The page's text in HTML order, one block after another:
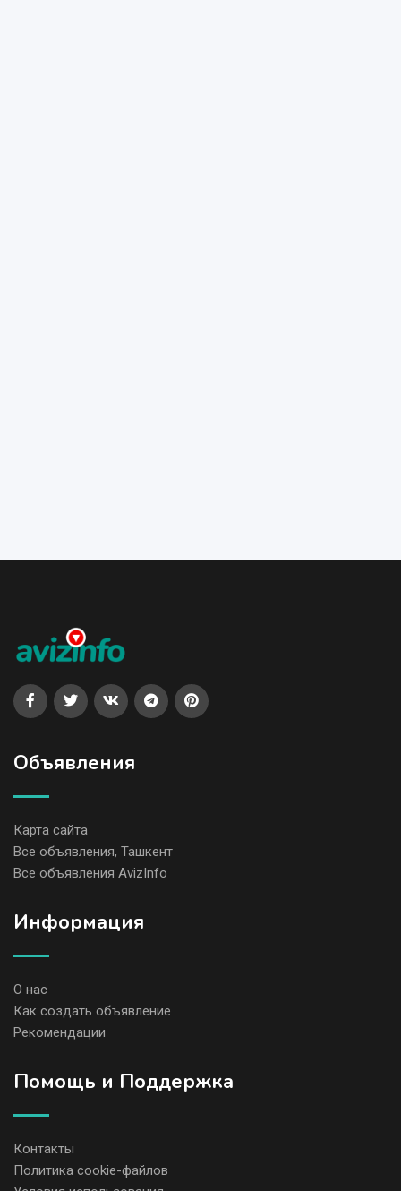
Объявления
Карта сайта
Все объявления, Ташкент
Все объявления AvizInfo
Информация
О нас
Как создать объявление
Рекомендации
Помощь и Поддержка
Контакты
Политика cookie-файлов